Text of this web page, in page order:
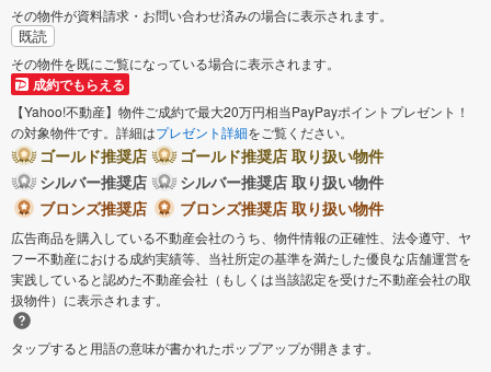
その物件が資料請求・お問い合わせ済みの場合に表示されます。
既読
その物件を既にご覧になっている場合に表示されます。
成約でもらえる
【Yahoo!不動産】物件ご成約で最大20万円相当PayPayポイントプレゼント！
の対象物件です。詳細はプレゼント詳細をご覧ください。
ゴールド推奨店
ゴールド推奨店 取り扱い物件
シルバー推奨店
シルバー推奨店 取り扱い物件
ブロンズ推奨店
ブロンズ推奨店 取り扱い物件
広告商品を購入している不動産会社のうち、物件情報の正確性、法令遵守、ヤ
フー不動産における成約実績等、当社所定の基準を満たした優良な店舗運営を
実践していると認めた不動産会社（もしくは当該認定を受けた不動産会社の取
扱物件）に表示されます。
タップすると用語の意味が書かれたポップアップが開きます。